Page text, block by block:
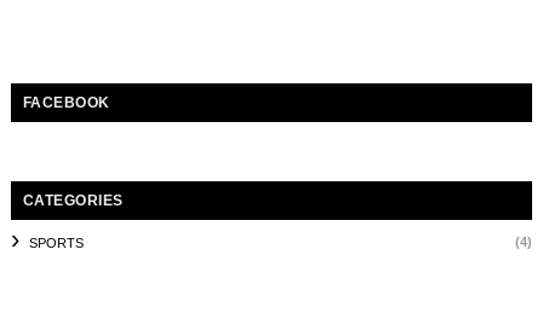
FACEBOOK
CATEGORIES
SPORTS (4)